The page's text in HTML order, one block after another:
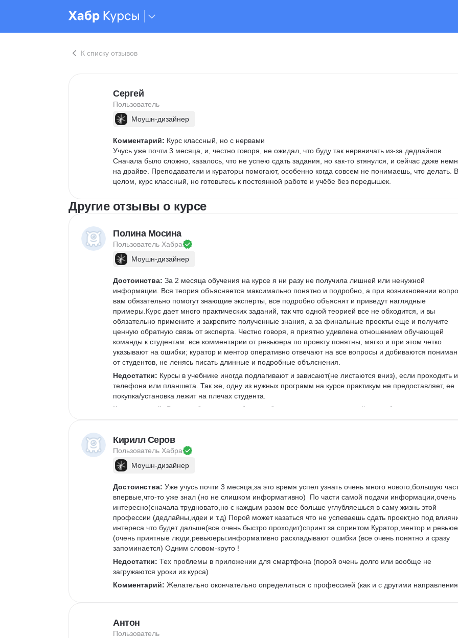
К списку отзывов
Сергей
Пользователь
Моушн-дизайнер
Комментарий: Курс классный, но с нервами
Учусь уже почти 3 месяца, и, честно говоря, не ожидал, что буду так нервничать из-за дедлайнов.
Сначала было сложно, казалось, что не успею сдать задания, но как-то втянулся, и сейчас даже
на драйве. Преподаватели и кураторы помогают, особенно когда совсем не понимаешь, что делать. В
целом, курс классный, но готовьтесь к постоянной работе и учёбе без передышек.
Другие отзывы о курсе
Полина Мосина
Пользователь Хабра
Моушн-дизайнер
Достоинства: За 2 месяца обучения на курсе я ни разу не получила лишней или ненужной
информации. Вся теория объясняется максимально понятно и подробно, а при возникновении
вам обязательно помогут знающие эксперты, все подробно объяснят и приведут наглядные
примеры.Курс дает много практических заданий, так что одной теорией все не обходится, и вы
обязательно примените и закрепите полученные знания, а за финальные проекты еще и получите
ценную обратную связь от эксперта. Честно говоря, я приятно удивлена отношением обучающей
команды к студентам: все комментарии от ревьюера по проекту понятны, мягко и при этом четко
указывают на ошибки; куратор и ментор оперативно отвечают на все вопросы и добиваются
от студентов, не ленясь писать длинные и подробные объяснения.
Недостатки: Курсы в учебнике иногда подлагивают и зависают(не листаются вниз), если проходить
телефона или планшета. Так же, одну из нужных программ на курсе практикум не предоставляет, ее
покупка/установка лежит на плечах студента.
Комментарий:
Вам не обязательно обладать базовыми знаниями о дизайне, чтобы начать проходить
Кирилл Серов
Пользователь Хабра
Моушн-дизайнер
Достоинства: Уже учусь почти 3 месяца,за это время успел узнать очень много нового,большую
впервые,что-то уже знал (но не слишком информативно)  По части самой подачи информации,очень
интересно(сначала трудновато,но с каждым разом все больше углубляешься в саму жизнь этой
профессии (дедлайны,идеи и т.д) Порой может казаться что не успеваешь сдать проект,но под
интереса что будет дальше(все очень быстро проходит)спринт за спринтом Куратор,ментор и
(очень приятные люди,ревьюеры:информативно раскладывают ошибки (все очень понятно и сразу
запоминается) Одним словом-круто !
Недостатки: Тех проблемы в приложении для смартфона (порой очень долго или вообще не
загружаются уроки из курса)
Комментарий: Желательно окончательно определиться с профессией (как и с другими
Антон
Пользователь